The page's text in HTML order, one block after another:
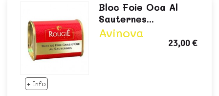
+ Info
Bloc Foie Oca Al
Sauternes...
Avinova
23,00 €